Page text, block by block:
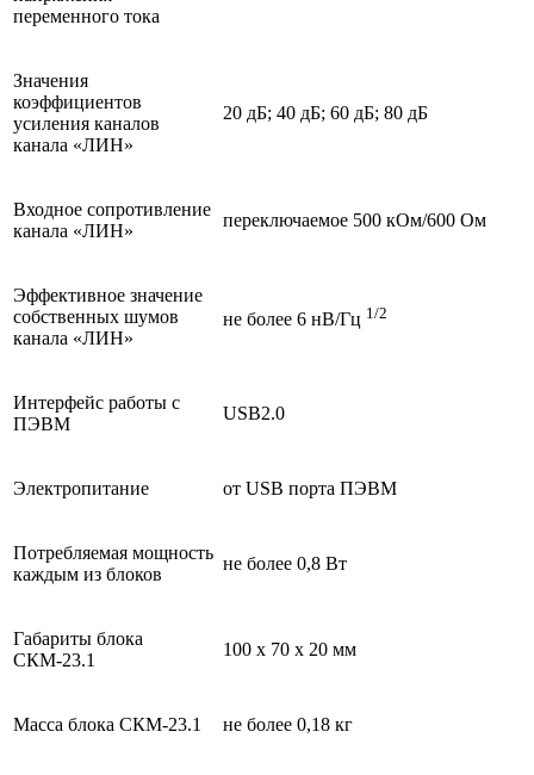
переменного тока
Значения
коэффициентов
усиления каналов
канала «ЛИН»
20 дБ; 40 дБ; 60 дБ; 80 дБ
Входное сопротивление
канала «ЛИН»
переключаемое 500 кОм/600 Ом
Эффективное значение
собственных шумов
канала «ЛИН»
не более 6 нВ/Гц 1/2
Интерфейс работы с
ПЭВМ
USB2.0
Электропитание от USB порта ПЭВМ
Потребляемая мощность
каждым из блоков
не более 0,8 Вт
Габариты блока
СКМ-23.1
100 х 70 х 20 мм
Масса блока СКМ-23.1 не более 0,18 кг